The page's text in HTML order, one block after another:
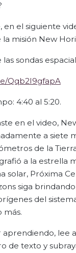
en el siguiente
misión New
sondas
Qqb2I9gfapA
4:40 al 5:20.
en el video,
a siete
de la
a la estrella
solar, Próxima
siga
del
más.
aprendiendo, lee
de texto y